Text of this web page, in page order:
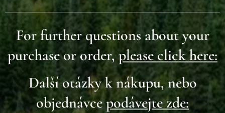
For further questions about your
purchase or order, please click here:
Další otázky k nákupu, nebo
objednávcepodávejte zde: